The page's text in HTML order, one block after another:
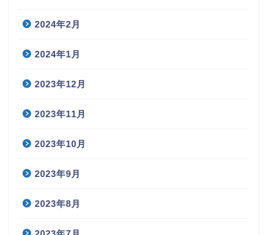
2024年2月
2024年1月
2023年12月
2023年11月
2023年10月
2023年9月
2023年8月